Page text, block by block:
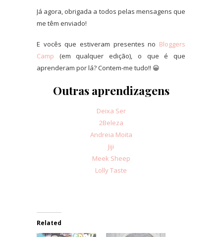
Já agora, obrigada a todos pelas mensagens que
me têm enviado!
E vocês que estiveram presentes no Bloggers
Camp (em qualquer edição), o que é que
aprenderam por lá? Contem-me tudo!! 😀
Outras aprendizagens
Deixa Ser
2Beleza
Andreia Moita
Jiji
Meek Sheep
Lolly Taste
Related